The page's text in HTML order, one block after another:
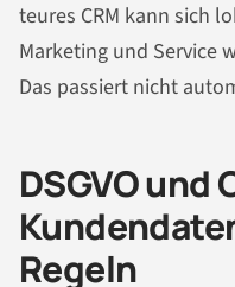
teures CRM kann sich
Marketing und Service
Das passiert nicht
DSGVO und
Regeln